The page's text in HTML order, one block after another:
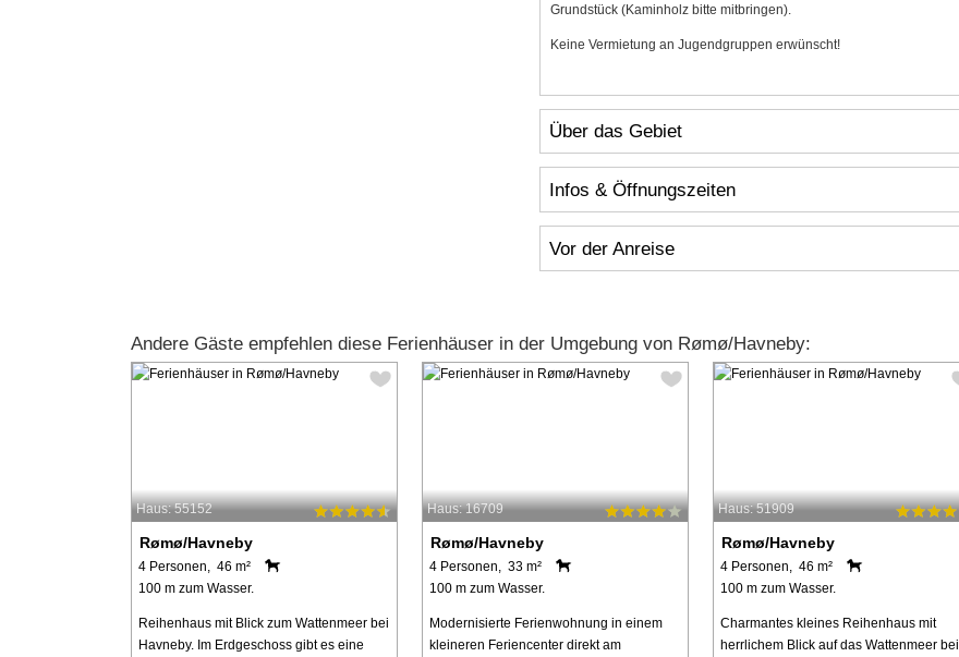
Grundstück (Kaminholz bitte mitbringen).
Keine Vermietung an Jugendgruppen erwünscht!
Über das Gebiet
Infos & Öffnungszeiten
Vor der Anreise
Andere Gäste empfehlen diese Ferienhäuser in der Umgebung von Rømø/Havneby:
Haus: 55152
Rømø/Havneby
4 Personen, 46 m²
100 m zum Wasser.
Reihenhaus mit Blick zum Wattenmeer bei
Havneby. Im Erdgeschoss gibt es eine
Haus: 16709
Rømø/Havneby
4 Personen, 33 m²
100 m zum Wasser.
Modernisierte Ferienwohnung in einem
kleineren Feriencenter direkt am
Haus: 51909
Rømø/Havneby
4 Personen, 46 m²
100 m zum Wasser.
Charmantes kleines Reihenhaus mit
herrlichem Blick auf das Wattenmeer bei